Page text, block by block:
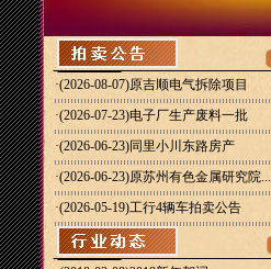
·(2026-08-07)原吉顺电气拆除项目
·(2026-07-23)电子厂生产废料一批
·(2026-06-23)同里小川东路房产
·(2026-06-23)原苏州有色金属研究院...
·(2026-05-19)工行4辆车拍卖公告